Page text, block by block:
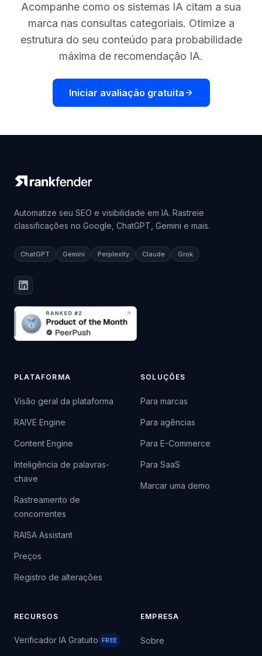
Acompanhe como os sistemas IA citam a sua
marca nas consultas categoriais. Otimize a
estrutura do seu conteúdo para probabilidade
máxima de recomendação IA.
Iniciar avaliação gratuita
Automatize seu SEO e visibilidade em IA. Rastreie
classificações no Google, ChatGPT, Gemini e mais.
ChatGPT Gemini Perplexity Claude Grok
PLATAFORMA
Visão geral da plataforma
RAIVE Engine
Content Engine
Inteligência de palavras-
chave
Rastreamento de
concorrentes
RAISA Assistant
Preços
Registro de alterações
SOLUÇÕES
Para marcas
Para agências
Para E-Commerce
Para SaaS
Marcar uma demo
RECURSOS
Verificador IA Gratuito FREE
EMPRESA
Sobre